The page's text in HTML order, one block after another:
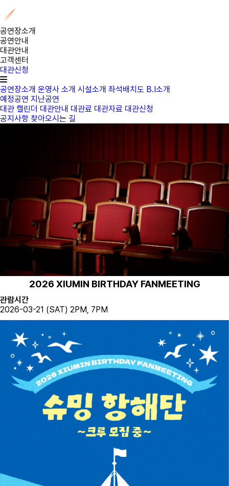
공연장소개
공연안내
대관안내
고객센터
대관신청
공연장소개 운영사 소개 시설소개 좌석배치도 B.I소개
예정공연 지난공연
대관 캘린더 대관안내 대관료 대관자료 대관신청
공지사항 찾아오시는 길
2026 XIUMIN BIRTHDAY FANMEETING
관람시간
2026-03-21 (SAT) 2PM, 7PM